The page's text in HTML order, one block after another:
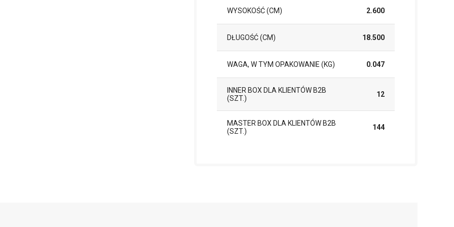
WYSOKOŚĆ (CM) 2.600
DŁUGOŚĆ (CM) 18.500
WAGA, W TYM OPAKOWANIE (KG) 0.047
INNER BOX DLA KLIENTÓW B2B
(SZT.)
12
MASTER BOX DLA KLIENTÓW B2B
(SZT.)
144